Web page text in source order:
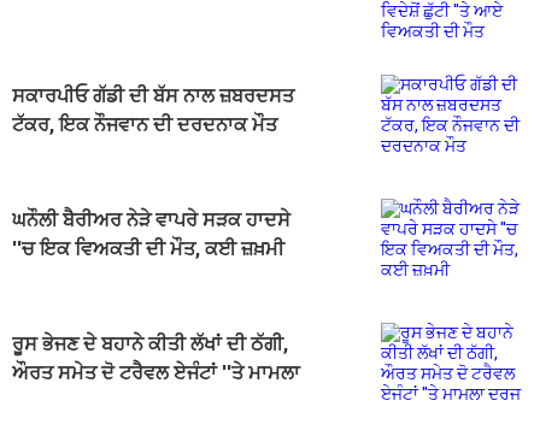
ਸਕਾਰਪੀਓ ਗੱਡੀ ਦੀ ਬੱਸ ਨਾਲ ਜ਼ਬਰਦਸਤ
ਟੱਕਰ, ਇਕ ਨੌਜਵਾਨ ਦੀ ਦਰਦਨਾਕ ਮੌਤ
ਘਨੌਲੀ ਬੈਰੀਅਰ ਨੇੜੇ ਵਾਪਰੇ ਸੜਕ ਹਾਦਸੇ
''ਚ ਇਕ ਵਿਅਕਤੀ ਦੀ ਮੌਤ, ਕਈ ਜ਼ਖ਼ਮੀ
ਰੂਸ ਭੇਜਣ ਦੇ ਬਹਾਨੇ ਕੀਤੀ ਲੱਖਾਂ ਦੀ ਠੱਗੀ,
ਔਰਤ ਸਮੇਤ ਦੋ ਟਰੈਵਲ ਏਜੰਟਾਂ ''ਤੇ ਮਾਮਲਾ